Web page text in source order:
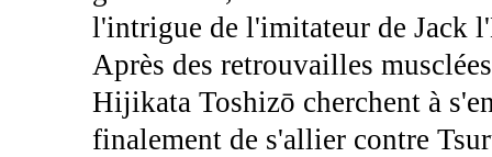
l'intrigue de l'imitateur de Jack
Après des retrouvailles
Hijikata Toshizō cherchent à
finalement de s'allier contre